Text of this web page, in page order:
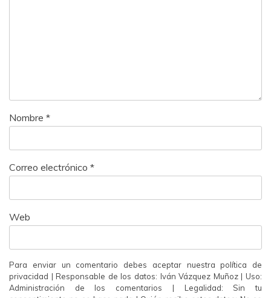
Nombre *
Correo electrónico *
Web
Para enviar un comentario debes aceptar nuestra política de
privacidad | Responsable de los datos: Iván Vázquez Muñoz | Uso:
Administración de los comentarios | Legalidad: Sin tu